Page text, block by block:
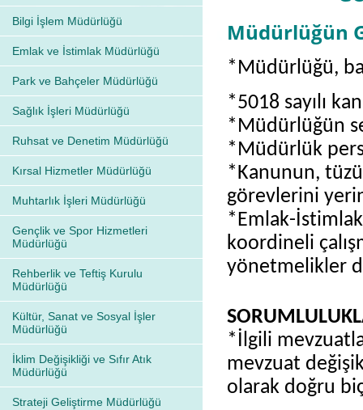
Bilgi İşlem Müdürlüğü
Emlak ve İstimlak Müdürlüğü
Park ve Bahçeler Müdürlüğü
Sağlık İşleri Müdürlüğü
Ruhsat ve Denetim Müdürlüğü
Kırsal Hizmetler Müdürlüğü
Muhtarlık İşleri Müdürlüğü
Gençlik ve Spor Hizmetleri
Müdürlüğü
Rehberlik ve Teftiş Kurulu
Müdürlüğü
Kültür, Sanat ve Sosyal İşler
Müdürlüğü
İklim Değişikliği ve Sıfır Atık
Müdürlüğü
Strateji Geliştirme Müdürlüğü
Müdürlüğün
* Müdürlüğü,
*5018 sayılı
*Müdürlüğün
*Müdürlük
*Kanunun,
görevlerini
*Emlak-
koordineli
yönetmelikler
*İlgili
mevzuat
olarak doğru